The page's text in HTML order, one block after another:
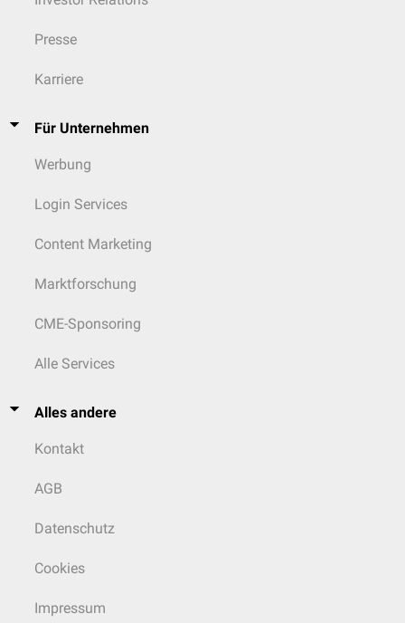
Presse
Karriere
Für Unternehmen
Werbung
Login Services
Content Marketing
Marktforschung
CME-Sponsoring
Alle Services
Alles andere
Kontakt
AGB
Datenschutz
Cookies
Impressum